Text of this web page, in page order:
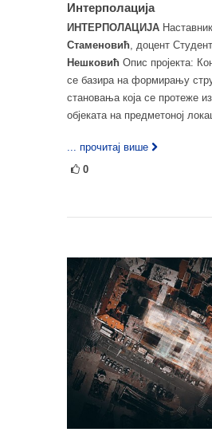
Интерполација
ИНТЕРПОЛАЦИЈА
Стаменовић, доцент
Нешковић Опис пројекта:
се базира на формирању
становања која се протеже
објеката на предметоној
... прочитај више
0